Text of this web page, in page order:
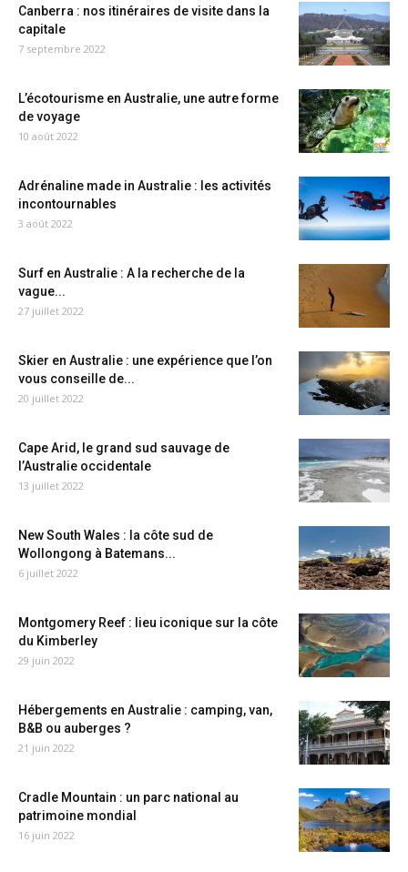
Canberra : nos itinéraires de visite dans la
capitale
7 septembre 2022
L’écotourisme en Australie, une autre forme
de voyage
10 août 2022
Adrénaline made in Australie : les activités
incontournables
3 août 2022
Surf en Australie : A la recherche de la
vague...
27 juillet 2022
Skier en Australie : une expérience que l’on
vous conseille de...
20 juillet 2022
Cape Arid, le grand sud sauvage de
l’Australie occidentale
13 juillet 2022
New South Wales : la côte sud de
Wollongong à Batemans...
6 juillet 2022
Montgomery Reef : lieu iconique sur la côte
du Kimberley
29 juin 2022
Hébergements en Australie : camping, van,
B&B ou auberges ?
21 juin 2022
Cradle Mountain : un parc national au
patrimoine mondial
16 juin 2022